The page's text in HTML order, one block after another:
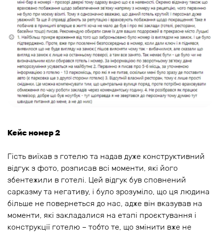
Кейс номер 2
Гість виїхав з готелю та надав дуже конструктивний
відгук з фото, розписав всі моменти, які його
збентежили в готелі. Цей відгук був сповнений
сарказму та негативу, і було зрозуміло, що ця людина
більше не повернеться до нас, адже він вказував на
моменти, які закладалися на етапі проєктування і
конструкції готелю – тобто те, що змінити вже не